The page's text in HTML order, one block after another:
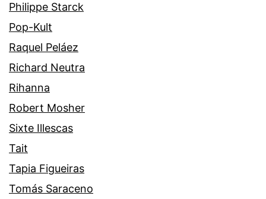
Philippe Starck
Pop-Kult
Raquel Peláez
Richard Neutra
Rihanna
Robert Mosher
Sixte Illescas
Tait
Tapia Figueiras
Tomás Saraceno